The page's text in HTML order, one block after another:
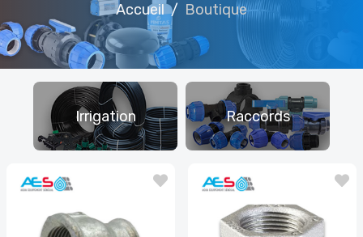
Accueil Boutique
Irrigation Raccords